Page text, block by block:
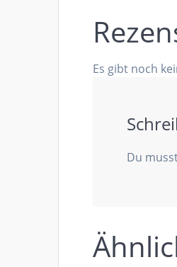
Es gibt noch
Du